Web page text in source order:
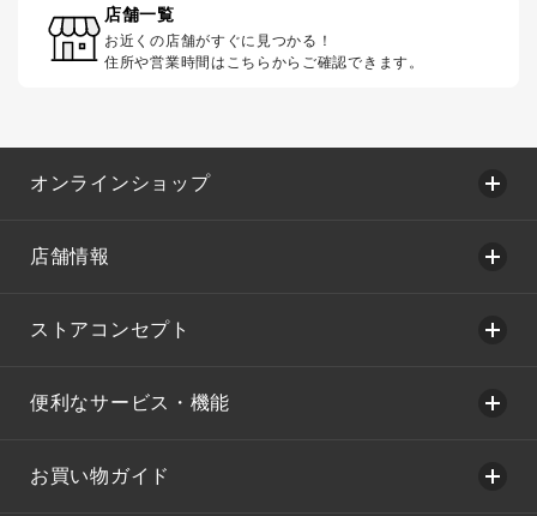
店舗一覧
お近くの店舗がすぐに見つかる！
住所や営業時間はこちらからご確認できます。
オンラインショップ
店舗情報
ストアコンセプト
便利なサービス・機能
お買い物ガイド